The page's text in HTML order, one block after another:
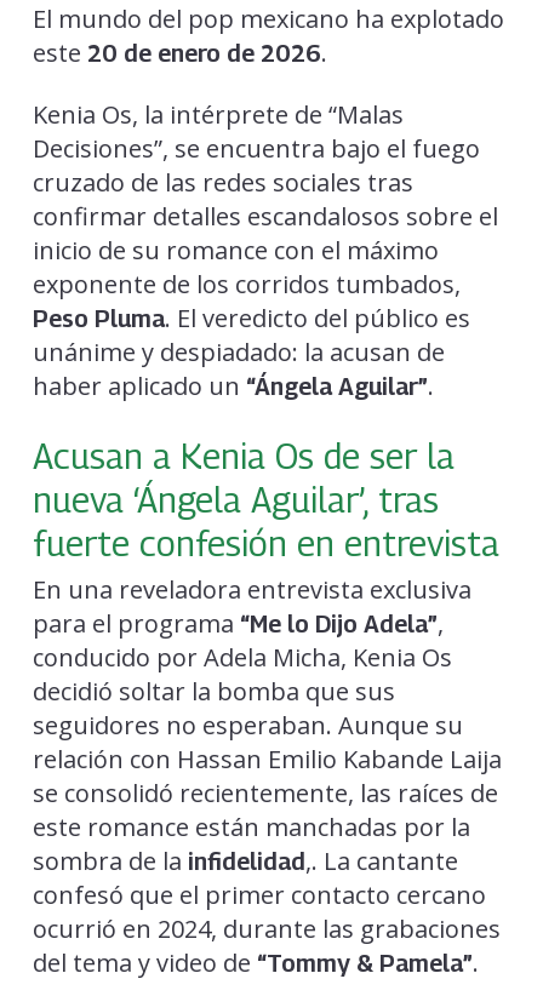
El mundo del pop mexicano ha explotado
este 20 de enero de 2026.
Kenia Os, la intérprete de “Malas
Decisiones”, se encuentra bajo el fuego
cruzado de las redes sociales tras
confirmar detalles escandalosos sobre el
inicio de su romance con el máximo
exponente de los corridos tumbados,
Peso Pluma. El veredicto del público es
unánime y despiadado: la acusan de
haber aplicado un “Ángela Aguilar”.
Acusan a Kenia Os de ser la
nueva ‘Ángela Aguilar’, tras
fuerte confesión en entrevista
En una reveladora entrevista exclusiva
para el programa “Me lo Dijo Adela”,
conducido por Adela Micha, Kenia Os
decidió soltar la bomba que sus
seguidores no esperaban. Aunque su
relación con Hassan Emilio Kabande Laija
se consolidó recientemente, las raíces de
este romance están manchadas por la
sombra de la infidelidad,. La cantante
confesó que el primer contacto cercano
ocurrió en 2024, durante las grabaciones
del tema y video de “Tommy & Pamela”.